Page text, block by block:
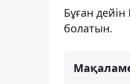
Бұған
болатын.